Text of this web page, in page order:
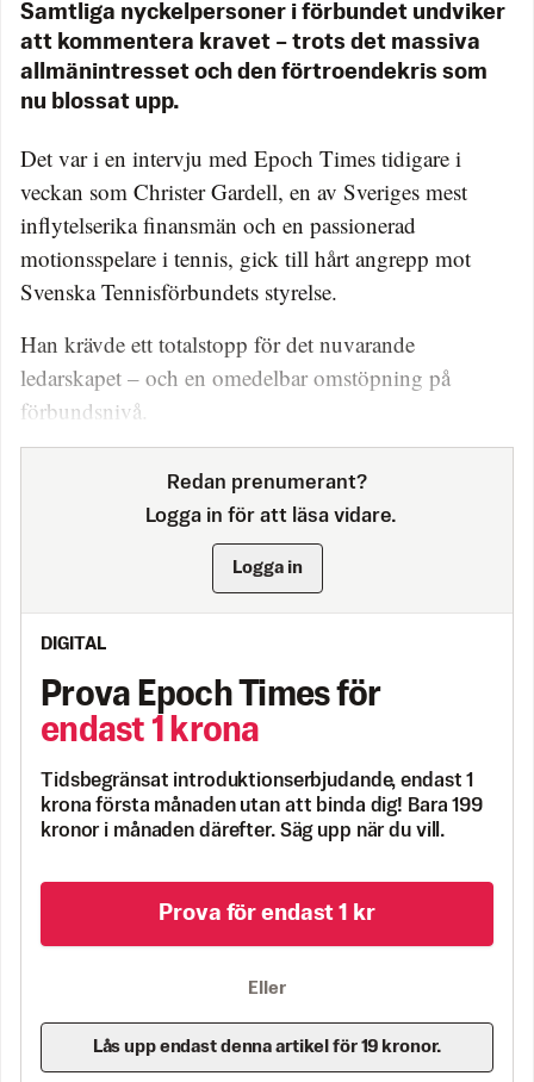
Samtliga nyckelpersoner i förbundet undviker
att kommentera kravet – trots det massiva
allmänintresset och den förtroendekris som
nu blossat upp.
Det var i en intervju med Epoch Times tidigare i
veckan som Christer Gardell, en av Sveriges mest
inflytelserika finansmän och en passionerad
motionsspelare i tennis, gick till hårt angrepp mot
Svenska Tennisförbundets styrelse.
Han krävde ett totalstopp för det nuvarande
ledarskapet – och en omedelbar omstöpning på
förbundsnivå.
Redan prenumerant?
Logga in för att läsa vidare.
Logga in
DIGITAL
Prova Epoch Times för
endast 1 krona
Tidsbegränsat introduktionserbjudande, endast 1
krona första månaden utan att binda dig! Bara 199
kronor i månaden därefter. Säg upp när du vill.
Prova för endast 1 kr
Eller
Lås upp endast denna artikel för 19 kronor.